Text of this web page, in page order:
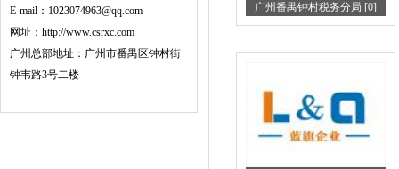
E-mail：1023074963@qq.com
网址：http://www.csrxc.com
广州总部地址：广州市番禺区钟村街
钟韦路3号二楼
广州番禺钟村税务分局 [0]